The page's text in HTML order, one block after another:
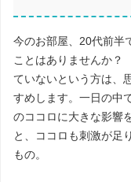
今のお部屋、 20代前半
ことはありませんか？
ていないという方は、
すめします。一日の中
のココロに大きな影響
と、ココロも刺激が足
もの。